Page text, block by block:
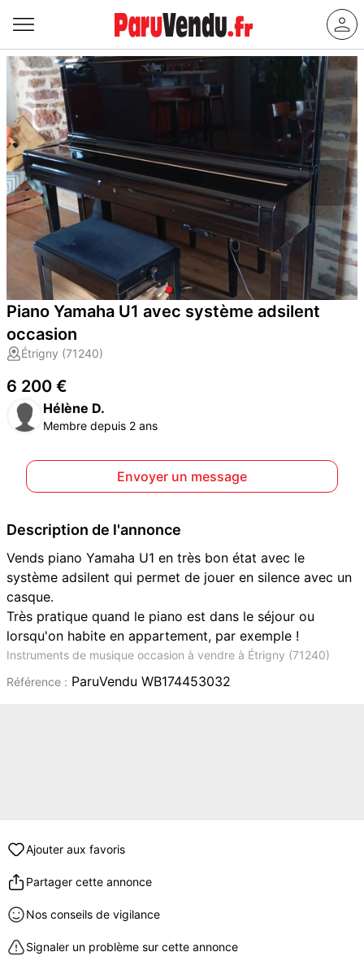
Piano Yamaha U1 avec système adsilent
occasion
Étrigny (71240)
6 200 €
Hélène D.
Membre depuis 2 ans
Envoyer un message
Description de l'annonce
Vends piano Yamaha U1 en très bon état avec le
système adsilent qui permet de jouer en silence avec un
casque.
Très pratique quand le piano est dans le séjour ou
lorsqu'on habite en appartement, par exemple !
Instruments de musique occasion à vendre à Étrigny (71240)
Référence : ParuVendu WB174453032
Ajouter aux favoris
Partager cette annonce
Nos conseils de vigilance
Signaler un problème sur cette annonce